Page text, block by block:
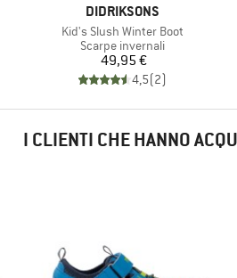
MARCHIO
DIDRIKSONS
Articolo
Kid's Slush Winter Boot
Gruppo di prodotti
Scarpe invernali
Prezzo
49,95 €
4,5(2)
I CLIENTI CHE HANNO